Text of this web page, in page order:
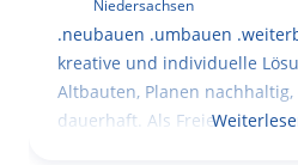
Niedersachsen
.neubauen .umbauen
kreative und individuelle
Altbauten, Planen
dauerhaft. Als Freie